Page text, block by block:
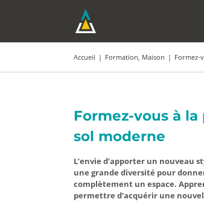
Accueil | Formation, Maison | Formez-
Formez-vous à
sol moderne
L’envie d’apporter un nouveau
une grande diversité pour
complètement un espace.
permettre d’acquérir une